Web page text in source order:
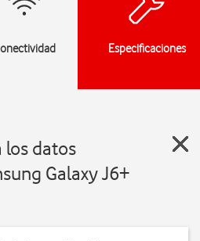
Especificaciones
los datos
Galaxy J6+